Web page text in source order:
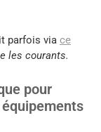
parfois via ce
les courants.
pour